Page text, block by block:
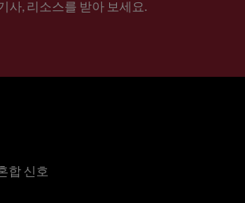
사, 리소스를 받아 보세요.
합 신호